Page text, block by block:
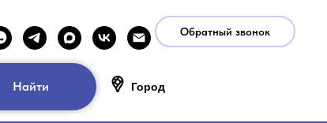
Обратный звонок
Найти Город